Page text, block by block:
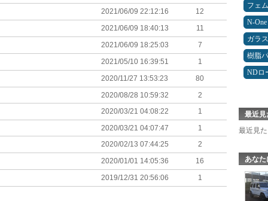
2021/06/09 22:12:16
12
2021/06/09 18:40:13
11
2021/06/09 18:25:03
7
2021/05/10 16:39:51
1
2020/11/27 13:53:23
80
2020/08/28 10:59:32
2
2020/03/21 04:08:22
1
2020/03/21 04:07:47
1
2020/02/13 07:44:25
2
2020/01/01 14:05:36
16
2019/12/31 20:56:06
1
フェ
N-One
ガラ
樹脂
NDロ
最近見
最近見
あなた